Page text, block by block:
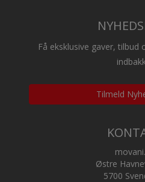
Få eksklusive gaver, tilbud
Tilmeld
Østre
5700